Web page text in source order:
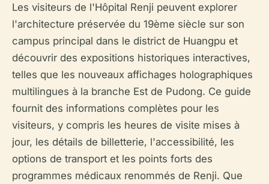
Les visiteurs de l'Hôpital Renji peuvent explorer
l'architecture préservée du 19ème siècle sur son
campus principal dans le district de Huangpu et
découvrir des expositions historiques interactives,
telles que les nouveaux affichages holographiques
multilingues à la branche Est de Pudong. Ce guide
fournit des informations complètes pour les
visiteurs, y compris les heures de visite mises à
jour, les détails de billetterie, l'accessibilité, les
options de transport et les points forts des
programmes médicaux renommés de Renji. Que